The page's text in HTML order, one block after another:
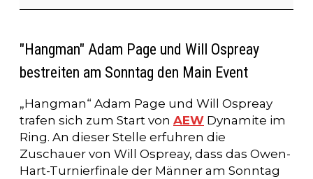
"Hangman" Adam Page und Will Ospreay
bestreiten am Sonntag den Main Event
„Hangman“ Adam Page und Will Ospreay
trafen sich zum Start von AEW Dynamite im
Ring. An dieser Stelle erfuhren die
Zuschauer von Will Ospreay, dass das Owen-
Hart-Turnierfinale der Männer am Sonntag